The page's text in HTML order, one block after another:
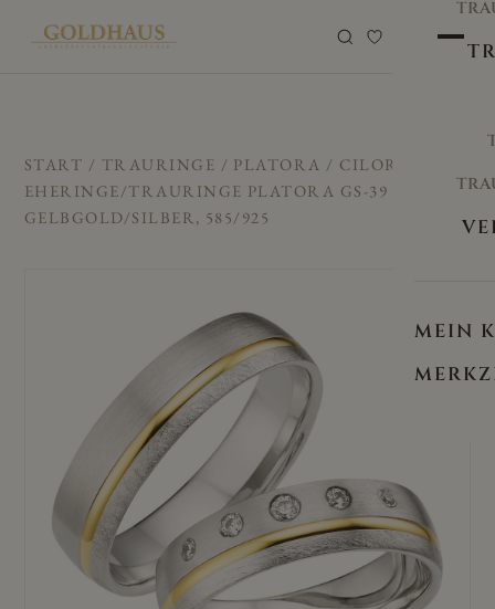
MEIN
START / TRAURINGE / PLATORA / CILOR
EHERINGE/TRAURINGE PLATORA GS-39
GELBGOLD/SILBER, 585/925